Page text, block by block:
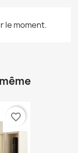
le moment.
favorite_border